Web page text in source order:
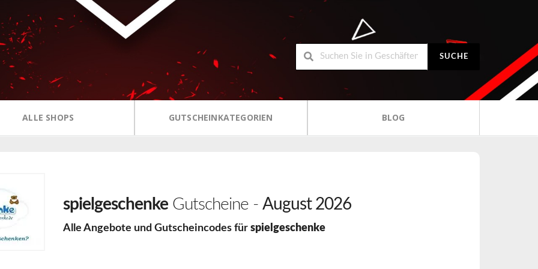
SUCHE
ALLE SHOPS GUTSCHEINKATEGORIEN BLOG
spielgeschenkeGutscheine - August 2026
Alle Angebote und Gutscheincodes für spielgeschenke